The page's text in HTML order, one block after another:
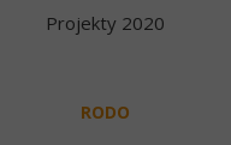
RODO
Projekty 2020